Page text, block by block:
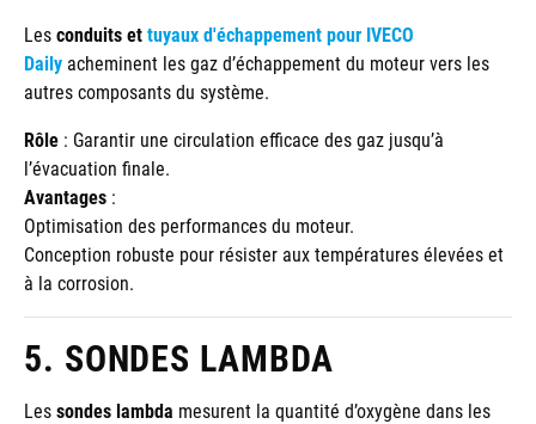
Lesconduits ettuyaux d'échappement pour IVECO
Daily acheminent les gaz d’échappement du moteur vers les
autres composants du système.
Rôle : Garantir une circulation efficace des gaz jusqu’à
l’évacuation finale.
Avantages :
Optimisation des performances du moteur.
Conception robuste pour résister aux températures élevées et
à la corrosion.
5. SONDES LAMBDA
Lessondes lambda mesurent la quantité d’oxygène dans les